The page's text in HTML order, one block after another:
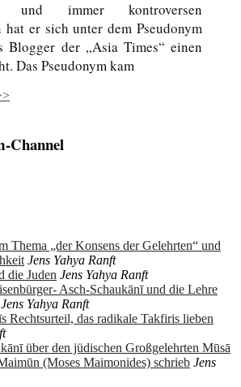
und immer kontroversen
hat er sich unter dem Pseudonym
Blogger der „Asia Times“ einen
Das Pseudonym kam
Channel
Thema „der Konsens der Gelehrten“ und
Jens Yahya Ranft
die Juden Jens Yahya Ranft
Asch-Schaukānī und die Lehre
Jens Yahya Ranft
Rechtsurteil, das radikale Takfiris lieben
über den jüdischen Großgelehrten Mūsā
(Moses Maimonides) schrieb Jens